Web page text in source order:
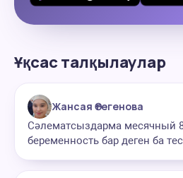
Ұқсас талқылаулар
Жансая Өтегенова
Сәлематсыздарма месячный
беременность бар деген ба